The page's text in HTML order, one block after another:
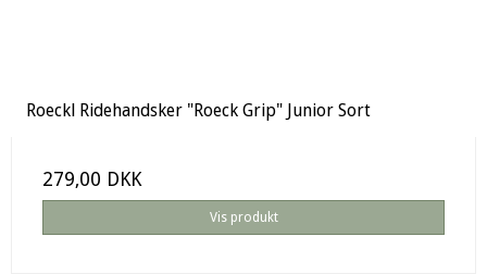
Roeckl Ridehandsker "Roeck Grip" Junior Sort
279,00 DKK
Vis produkt